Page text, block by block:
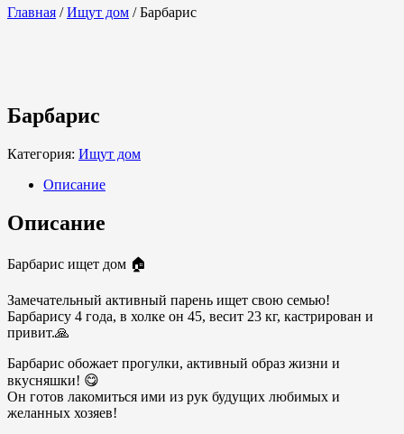
Главная /Ищут дом / Барбарис
Барбарис
Категория: Ищут дом
Описание
Описание
Барбарис ищет дом 🏠
Замечательный активный парень ищет свою семью!
Барбарису 4 года, в холке он 45, весит 23 кг, кастрирован и
привит.🙏
Барбарис обожает прогулки, активный образ жизни и
вкусняшки! 😋
Он готов лакомиться ими из рук будущих любимых и
желанных хозяев!